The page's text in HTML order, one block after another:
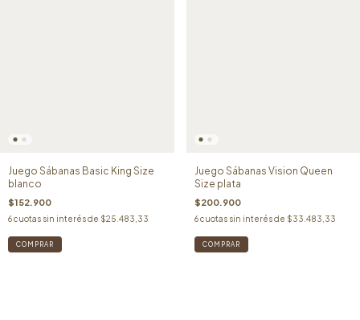
Juego Sábanas Basic King Size
blanco
$152.900
6cuotas sin interés de $25.483,33
Juego Sábanas Vision Queen
Size plata
$200.900
6 cuotas sin interés de $33.483,33